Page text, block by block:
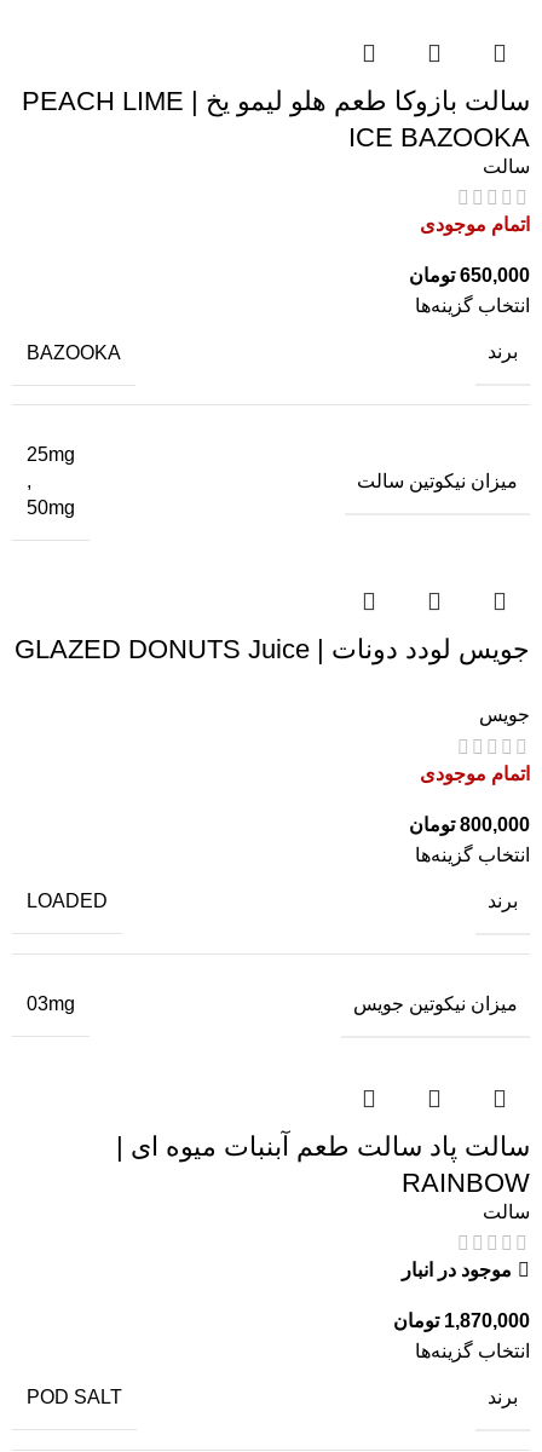
سالت بازوکا طعم هلو لیمو یخ | PEACH LIME
ICE BAZOOKA
سالت
اتمام موجودی
650,000 تومان
انتخاب گزینه‌ها
برند BAZOOKA
میزان نیکوتین سالت
25mg
,
50mg
جویس لودد دونات | GLAZED DONUTS Juice
جویس
اتمام موجودی
800,000 تومان
انتخاب گزینه‌ها
برند LOADED
میزان نیکوتین جویس 03mg
سالت پاد سالت طعم آبنبات میوه ای |
RAINBOW
سالت
موجود در انبار
1,870,000 تومان
انتخاب گزینه‌ها
برند POD SALT